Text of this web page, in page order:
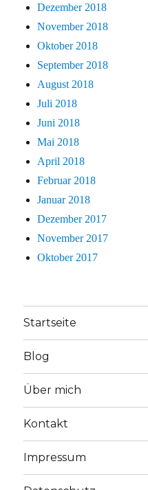
Dezember 2018
November 2018
Oktober 2018
September 2018
August 2018
Juli 2018
Juni 2018
Mai 2018
April 2018
Februar 2018
Januar 2018
Dezember 2017
November 2017
Oktober 2017
Startseite
Blog
Über mich
Kontakt
Impressum